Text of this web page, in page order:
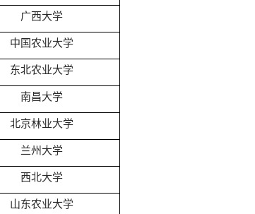
广西大学
中国农业大学
东北农业大学
南昌大学
北京林业大学
兰州大学
西北大学
山东农业大学